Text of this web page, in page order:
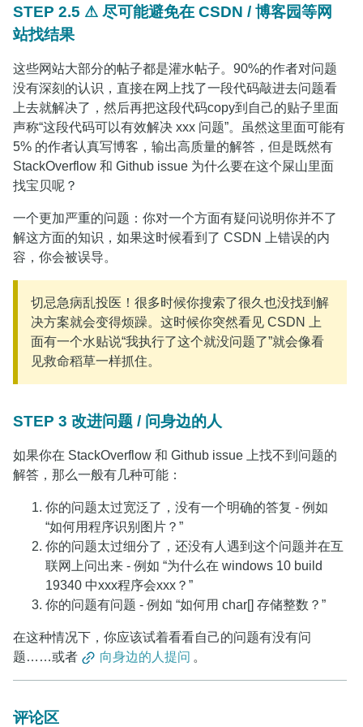
STEP 2.5 ⚠ 尽可能避免在 CSDN / 博客园等网
站找结果
这些网站大部分的帖子都是灌水帖子。90%的作者对问题
没有深刻的认识，直接在网上找了一段代码敲进去问题看
上去就解决了，然后再把这段代码copy到自己的贴子里面
声称“这段代码可以有效解决 xxx 问题”。虽然这里面可能有
5% 的作者认真写博客，输出高质量的解答，但是既然有
StackOverflow 和 Github issue 为什么要在这个屎山里面
找宝贝呢？
一个更加严重的问题：你对一个方面有疑问说明你并不了
解这方面的知识，如果这时候看到了 CSDN 上错误的内
容，你会被误导。
切忌急病乱投医！很多时候你搜索了很久也没找到解
决方案就会变得烦躁。这时候你突然看见 CSDN 上
面有一个水贴说“我执行了这个就没问题了”就会像看
见救命稻草一样抓住。
STEP 3 改进问题 / 问身边的人
如果你在 StackOverflow 和 Github issue 上找不到问题的
解答，那么一般有几种可能：
你的问题太过宽泛了，没有一个明确的答复 - 例如
“如何用程序识别图片？”
你的问题太过细分了，还没有人遇到这个问题并在互
联网上问出来 - 例如 “为什么在 windows 10 build
19340 中xxx程序会xxx？”
你的问题有问题 - 例如 “如何用 char[] 存储整数？”
在这种情况下，你应该试着看看自己的问题有没有问
题……或者
向身边的人提问 。
评论区